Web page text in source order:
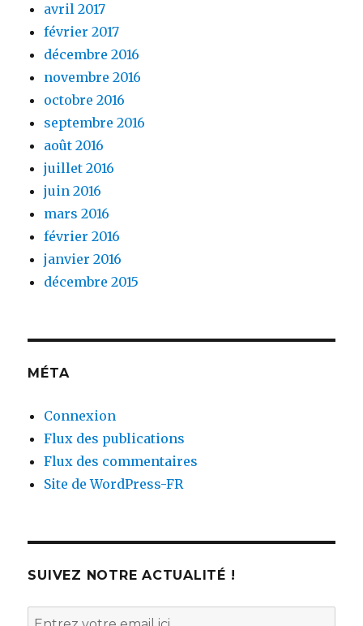
avril 2017
février 2017
décembre 2016
novembre 2016
octobre 2016
septembre 2016
août 2016
juillet 2016
juin 2016
mars 2016
février 2016
janvier 2016
décembre 2015
MÉTA
Connexion
Flux des publications
Flux des commentaires
Site de WordPress-FR
SUIVEZ NOTRE ACTUALITÉ !